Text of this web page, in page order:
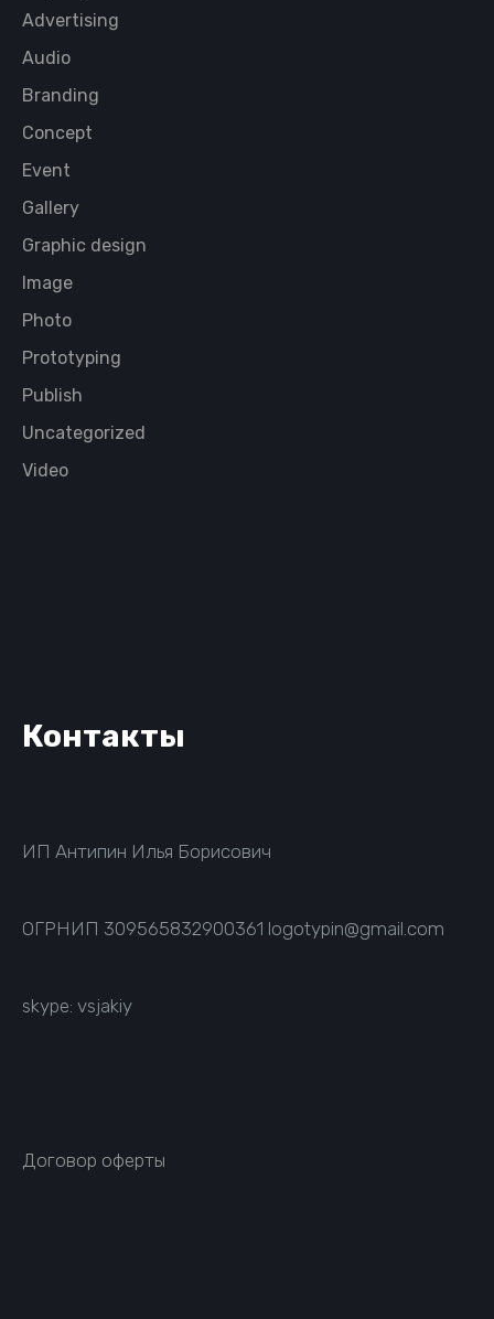
Advertising
Audio
Branding
Concept
Event
Gallery
Graphic design
Image
Photo
Prototyping
Publish
Uncategorized
Video
Контакты
ИП Антипин Илья Борисович
ОГРНИП 309565832900361 logotypin@gmail.com
skype: vsjakiy
Договор оферты